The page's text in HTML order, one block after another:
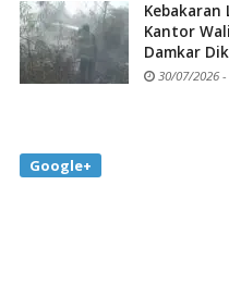
Kebakaran
Kantor
Damkar
30/07/2026 -
Google+